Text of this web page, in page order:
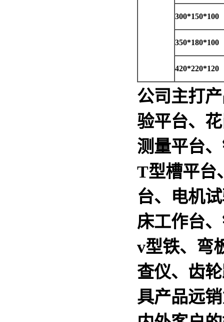
300*150*100
350*180*100
420*220*120
公司主打
验平台、
测量平台
T型槽平台
台、电机
床工作台
v型铁、弯
查仪、齿
具产品远